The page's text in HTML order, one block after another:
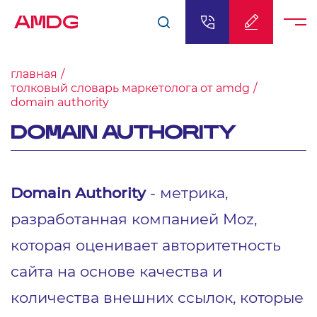
AMDG
главная
толковый словарь маркетолога от amdg
domain authority
DOMAIN AUTHORITY
Domain Authority- метрика,
разработанная компанией Moz,
которая оценивает авторитетность
сайта на основе качества и
количества внешних ссылок, которые